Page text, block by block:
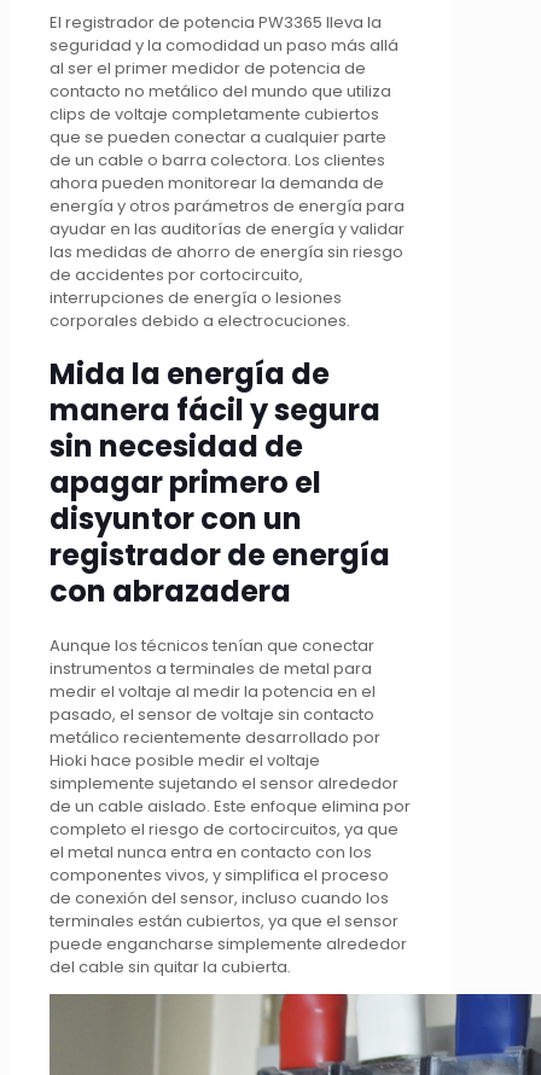
El registrador de potencia PW3365 lleva la
seguridad y la comodidad un paso más allá
al ser el primer medidor de potencia de
contacto no metálico del mundo que utiliza
clips de voltaje completamente cubiertos
que se pueden conectar a cualquier parte
de un cable o barra colectora. Los clientes
ahora pueden monitorear la demanda de
energía y otros parámetros de energía para
ayudar en las auditorías de energía y validar
las medidas de ahorro de energía sin riesgo
de accidentes por cortocircuito,
interrupciones de energía o lesiones
corporales debido a electrocuciones.
Mida la energía de
manera fácil y segura
sin necesidad de
apagar primero el
disyuntor con un
registrador de energía
con abrazadera
Aunque los técnicos tenían que conectar
instrumentos a terminales de metal para
medir el voltaje al medir la potencia en el
pasado, el sensor de voltaje sin contacto
metálico recientemente desarrollado por
Hioki hace posible medir el voltaje
simplemente sujetando el sensor alrededor
de un cable aislado. Este enfoque elimina por
completo el riesgo de cortocircuitos, ya que
el metal nunca entra en contacto con los
componentes vivos, y simplifica el proceso
de conexión del sensor, incluso cuando los
terminales están cubiertos, ya que el sensor
puede engancharse simplemente alrededor
del cable sin quitar la cubierta.